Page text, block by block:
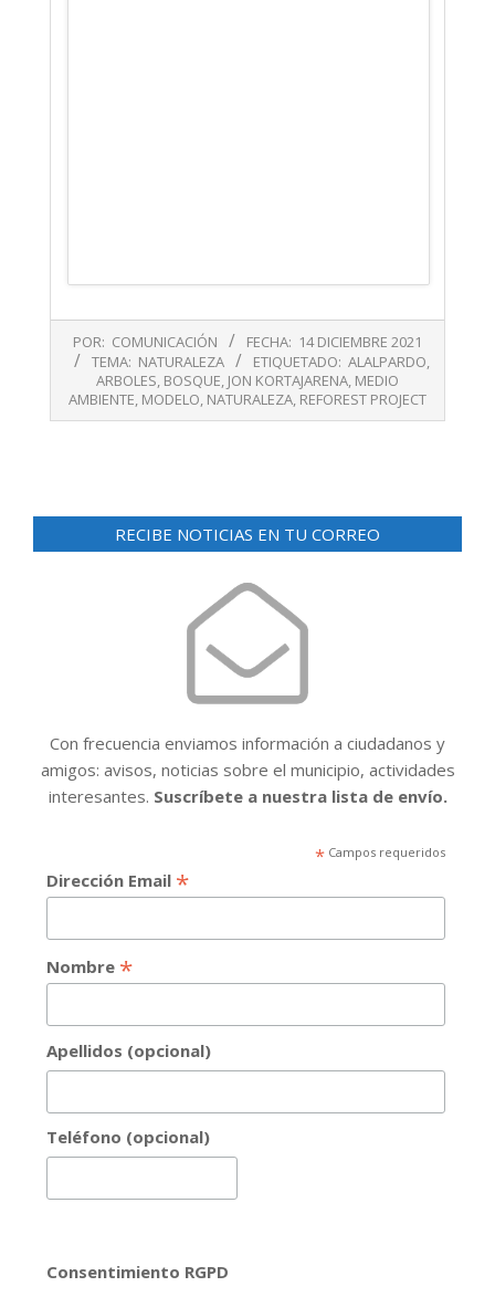
12-
POR: COMUNICACIÓN FECHA: 14 DICIEMBRE 2021
TEMA: NATURALEZA ETIQUETADO: ALALPARDO,
ARBOLES, BOSQUE, JON KORTAJARENA, MEDIO
AMBIENTE, MODELO, NATURALEZA, REFOREST PROJECT
RECIBE NOTICIAS EN TU CORREO
Con frecuencia enviamos información a ciudadanos y
amigos: avisos, noticias sobre el municipio, actividades
interesantes. Suscríbete a nuestra lista de envío.
*Campos requeridos
Dirección Email *
Nombre *
Apellidos (opcional)
Teléfono (opcional)
Consentimiento RGPD